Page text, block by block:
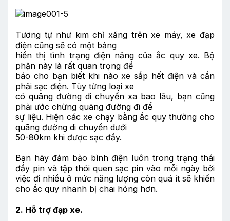
Tương tự như kim chỉ xăng trên xe máy, xe đạp
điện cũng sẽ có một bảng
hiển thị tình trạng điện năng của ắc quy xe. Bộ
phận này là rất quan trọng để
báo cho bạn biết khi nào xe sắp hết điện và cần
phải sạc điện. Tùy từng loại xe
có quãng đường di chuyển xa bao lâu, bạn cũng
phải ước chừng quãng đường đi để
sự liệu. Hiện các xe chạy bằng ắc quy thường cho
quãng đường di chuyển dưới
50-80km khi được sạc đầy.
Bạn hãy đảm bảo bình điện luôn trong trạng thái
đầy pin và tập thói quen sạc pin vào mỗi ngày bởi
việc đi nhiều ở mức năng lượng còn quá ít sẽ khiến
cho ắc quy nhanh bị chai hỏng hơn.
2. Hỗ trợ đạp xe.